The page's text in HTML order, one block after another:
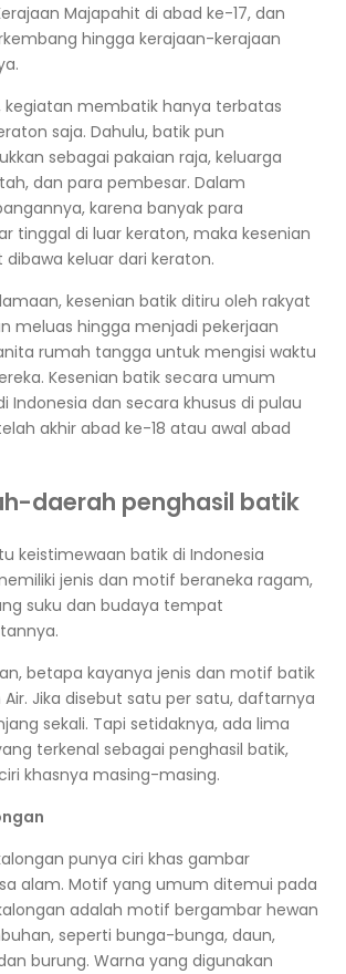
Majapahit di abad ke-17, dan
hingga kerajaan-kerajaan
kegiatan membatik hanya terbatas
saja. Dahulu, batik pun
sebagai pakaian raja, keluarga
dan para pembesar. Dalam
karena banyak para
tinggal di luar keraton, maka kesenian
dibawa keluar dari keraton.
kesenian batik ditiru oleh rakyat
meluas hingga menjadi pekerjaan
rumah tangga untuk mengisi waktu
Kesenian batik secara umum
Indonesia dan secara khusus di pulau
akhir abad ke-18 atau awal abad
daerah penghasil batik
keistimewaan batik di Indonesia
jenis dan motif beraneka ragam,
suku dan budaya tempat
betapa kayanya jenis dan motif batik
Air. Jika disebut satu per satu, daftarnya
sekali. Tapi setidaknya, ada lima
terkenal sebagai penghasil batik,
khasnya masing-masing.
punya ciri khas gambar
alam. Motif yang umum ditemui pada
adalah motif bergambar hewan
seperti bunga-bunga, daun,
burung. Warna yang digunakan